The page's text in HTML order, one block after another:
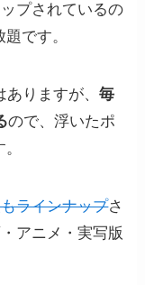
プされているの
です。
ありますが、毎
ので、浮いたポ
ラインナップさ
アニメ・実写版